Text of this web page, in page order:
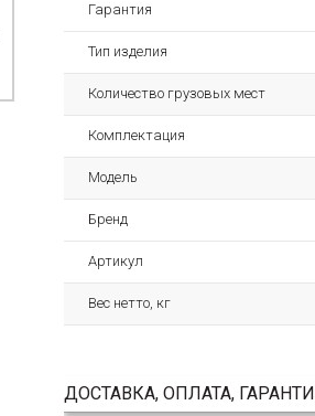
Гарантия
Тип изделия
Количество грузовых мест
Комплектация
Модель
Бренд
Артикул
Вес нетто, кг
ДОСТАВКА, ОПЛАТА,